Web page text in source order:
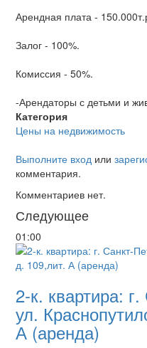
Арендная плата -
Залог - 100%.
Комиссия - 50%.
-Арендаторы с детьми и
Категория
Цены на недвижимость
Выполните вход или
комментария.
Комментариев нет.
Следующее
01:00
2-к. квартира:
ул.
А (аренда)